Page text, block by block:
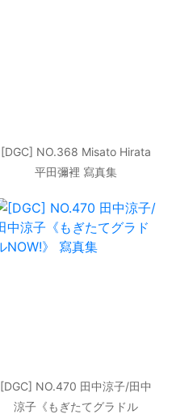
[DGC] NO.368 Misato Hirata
平田彌裡 寫真集
[DGC] NO.470 田中涼子/田中
涼子《もぎたてグラドル